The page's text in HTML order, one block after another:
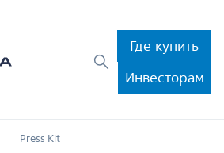
Где купить
Инвесторам
Press Kit